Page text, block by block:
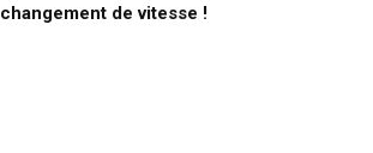
changement de vitesse !